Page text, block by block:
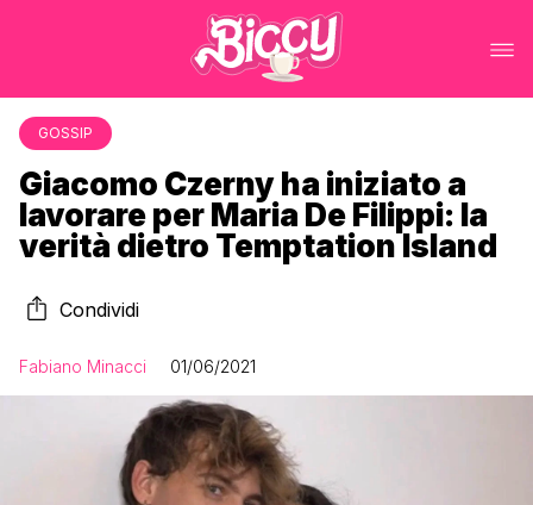
GOSSIP
Giacomo Czerny ha iniziato a
lavorare per Maria De Filippi: la
verità dietro Temptation Island
Condividi
Fabiano Minacci 01/06/2021